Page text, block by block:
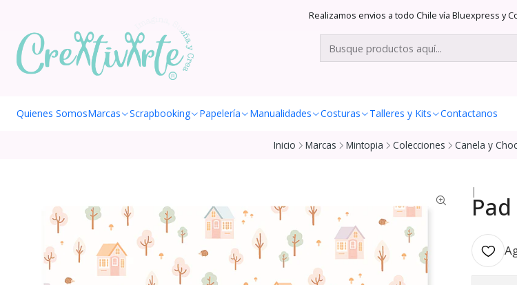
Quienes SomosMarcas Scrapbooking Papelería Manualidades Costuras Talleres y Kits Contactanos
Realizamos envios a todo Chile vía Bluexpress y
Inicio Marcas Mintopia Colecciones Canela y
|